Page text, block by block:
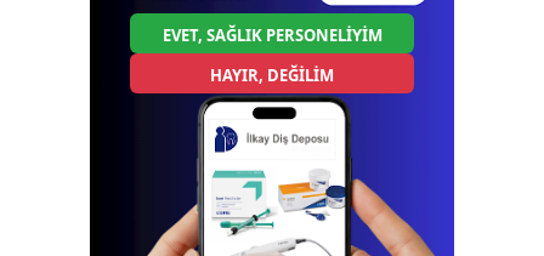
EVET, SAĞLIK PERSONELİYİM
HAYIR, DEĞİLİM